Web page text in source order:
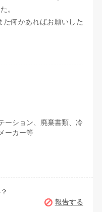
。
何かあればお願いした
ーション、廃棄書類、冷
ーカー等
報告する